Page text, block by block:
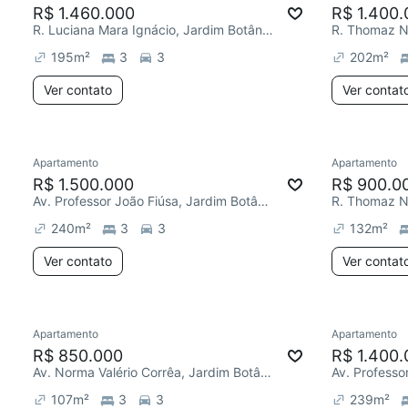
R$ 1.460.000
R. Luciana Mara Ignácio, Jardim Botânico
195m² 3 3
Ver contato
R$
202m²
Ver
Apartamento
R$ 1.500.000
Av. Professor João Fiúsa, Jardim Botânico
240m² 3 3
Ver contato
Apartamento
R$
132m²
Ver
Apartamento
R$ 850.000
Av. Norma Valério Corrêa, Jardim Botânico
107m² 3 3
Apartamento
R$
239m²